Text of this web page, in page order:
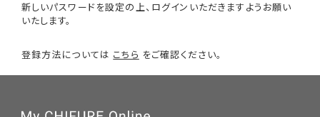
新しいパスワードを設定の上、ログインいただきますようお願い
いたします。
登録方法については こちら をご確認ください。